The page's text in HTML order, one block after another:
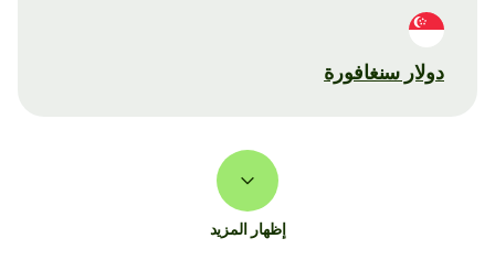
دولار سنغافورة
إظهار المزيد